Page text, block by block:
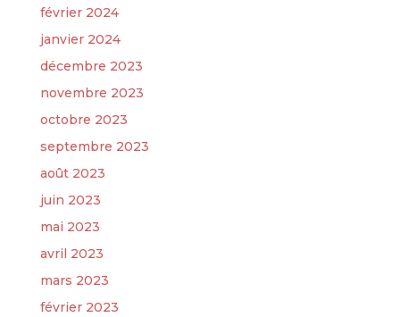
février 2024
janvier 2024
décembre 2023
novembre 2023
octobre 2023
septembre 2023
août 2023
juin 2023
mai 2023
avril 2023
mars 2023
février 2023